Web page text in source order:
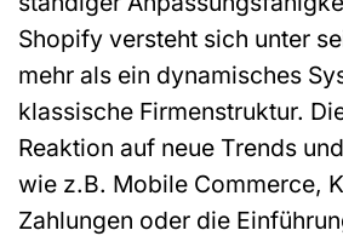
Shopify versteht sich unter
mehr als ein dynamisches
klassische Firmenstruktur.
Reaktion auf neue Trends
wie z.B. Mobile Commerce,
Zahlungen oder die